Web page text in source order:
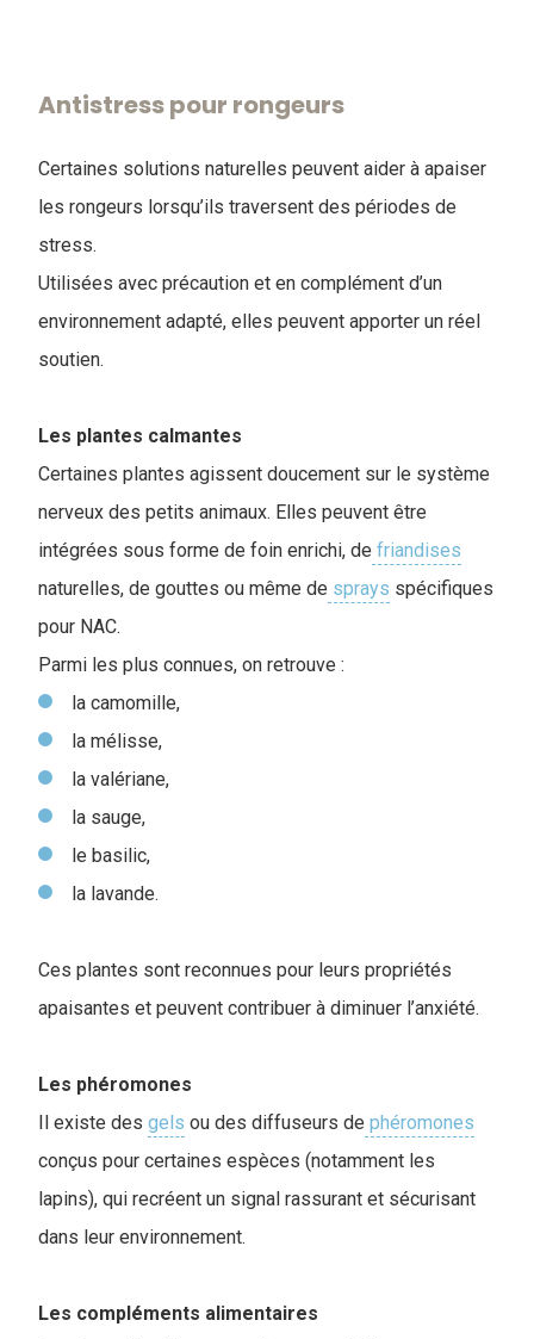
Antistress pour rongeurs
Certaines solutions naturelles peuvent aider à apaiser
les rongeurs lorsqu’ils traversent des périodes de
stress.
Utilisées avec précaution et en complément d’un
environnement adapté, elles peuvent apporter un réel
soutien.
Les plantes calmantes
Certaines plantes agissent doucement sur le système
nerveux des petits animaux. Elles peuvent être
intégrées sous forme de foin enrichi, de friandises
naturelles, de gouttes ou même de sprays spécifiques
pour NAC.
Parmi les plus connues, on retrouve :
la camomille,
la mélisse,
la valériane,
la sauge,
le basilic,
la lavande.
Ces plantes sont reconnues pour leurs propriétés
apaisantes et peuvent contribuer à diminuer l’anxiété.
Les phéromones
Il existe des gels ou des diffuseurs de phéromones
conçus pour certaines espèces (notamment les
lapins), qui recréent un signal rassurant et sécurisant
dans leur environnement.
Les compléments alimentaires